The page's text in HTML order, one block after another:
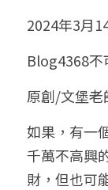
心靈成長
人氣最高
站長精選
臉書生活
好書推廌
團隊訓
八字視頻
陽宅視頻
線上直播
自我挑戰
八字初階
八字初
八字進
八字中
八字高
命理商城
八字完
《十神
科學八
八字批命
我的著作
科學八字
科學八
科學八
與我預約
批命預約
上課預約
登錄/
搜索
2024年3月
Blog4368不
原創/文堡老
如果，有一
千萬不高興
財，但也可